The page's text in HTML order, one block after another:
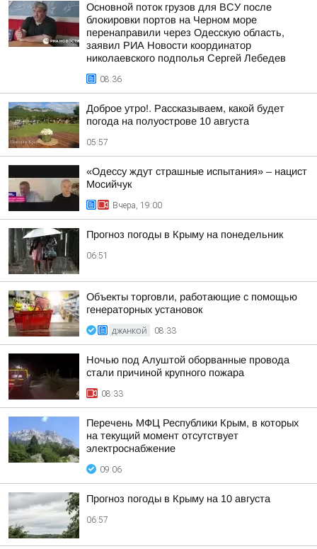
Основной поток грузов для ВСУ после
блокировки портов на Черном море
перенаправили через Одесскую область,
заявил РИА Новости координатор
николаевского подполья Сергей Лебедев
08:36
Доброе утро!. Рассказываем, какой будет
погода на полуострове 10 августа
05:57
«Одессу ждут страшные испытания» – нацист
Мосийчук
Вчера, 19:00
Прогноз погоды в Крыму на понедельник
06:51
Объекты торговли, работающие с помощью
генераторных установок
ДЖАНКОЙ 08:33
Ночью под Алуштой оборванные провода
стали причиной крупного пожара
08:33
Перечень МФЦ Республики Крым, в которых
на текущий момент отсутствует
электроснабжение
09:06
Прогноз погоды в Крыму на 10 августа
06:57